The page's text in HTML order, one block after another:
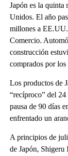
Japón es la quinta
Unidos. El año
millones a
Comercio.
construcción
comprados por los
Los productos de
“recíproco” del
pausa de 90 días
enfrentado un
A principios de
de Japón, Shigeru